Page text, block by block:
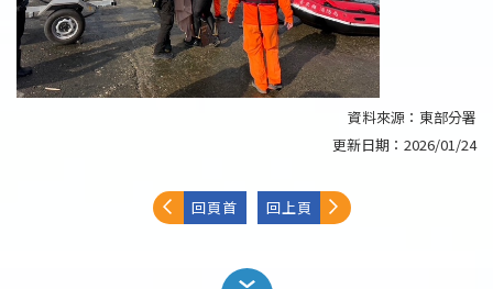
資料來源： 東部分署
更新日期： 2026/01/24
回頁首 回上頁